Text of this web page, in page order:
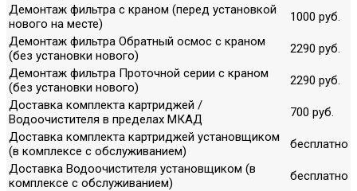
Демонтаж фильтра с краном (перед установкой
нового на месте)
1000 руб.
Демонтаж фильтра Обратный осмос с краном
(без установки нового)
2290 руб.
Демонтаж фильтра Проточной серии с краном
(без установки нового)
2290 руб.
Доставка комплекта картриджей /
Водоочистителя в пределах МКАД
700 руб.
Доставка комплекта картриджей установщиком
(в комплексе с обслуживанием)
бесплатно
Доставка Водоочистителя установщиком (в
комплексе с обслуживанием)
бесплатно